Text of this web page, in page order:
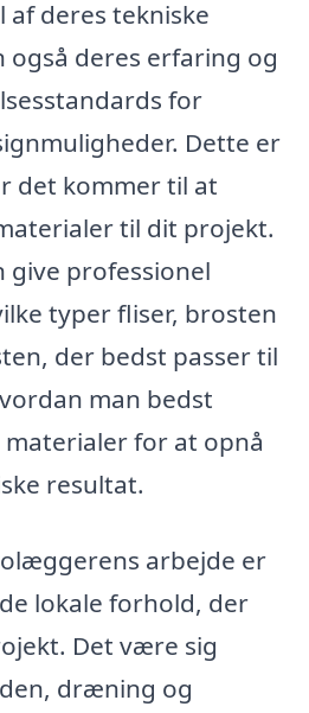
af deres tekniske
deres erfaring og
for
Dette er
det kommer til at
til dit projekt.
professionel
typer fliser, brosten
der bedst passer til
man bedst
for at opnå
resultat.
arbejde er
lokale forhold, der
Det være sig
dræning og